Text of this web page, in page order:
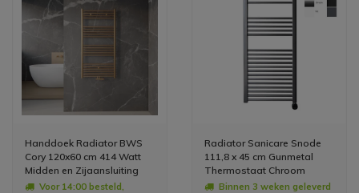
Handdoek Radiator BWS
Cory 120x60 cm 414 Watt
Midden en Zijaansluiting
Geborsteld Messing Goud
Voor 14:00 besteld,
Radiator Sanicare Snode
111,8 x 45 cm Gunmetal
Thermostaat Chroom
Rechtsonder
Binnen 3 weken geleverd